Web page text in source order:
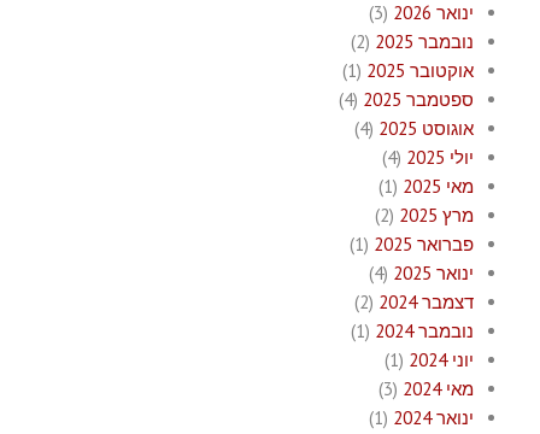
ינואר 2026
(3)
נובמבר 2025
(2)
אוקטובר 2025
(1)
ספטמבר 2025
(4)
אוגוסט 2025
(4)
יולי 2025
(4)
מאי 2025
(1)
מרץ 2025
(2)
פברואר 2025
(1)
ינואר 2025
(4)
דצמבר 2024
(2)
נובמבר 2024
(1)
יוני 2024
(1)
מאי 2024
(3)
ינואר 2024
(1)